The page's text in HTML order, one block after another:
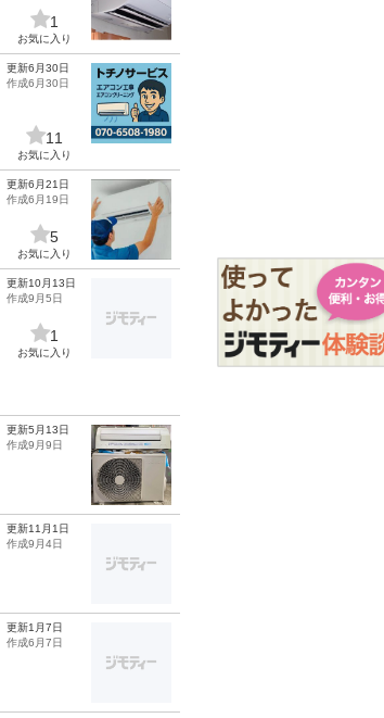
1
お気に入り
更新6月30日
作成6月30日
11
お気に入り
更新6月21日
作成6月19日
5
お気に入り
更新10月13日
作成9月5日
1
お気に入り
更新5月13日
作成9月9日
更新11月1日
作成9月4日
更新1月7日
作成6月7日